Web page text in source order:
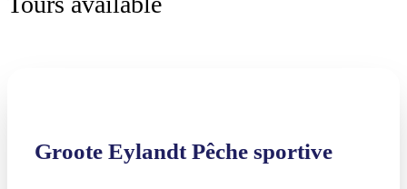
Groote Eylandt Pêche sportive